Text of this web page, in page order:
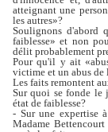
atteignant une
les autres»?
Soulignons d'abord
faiblesse» et non
délit probablement
Pour qu'il y ait
victime et un abus
Les faits remontent
Sur quoi se fonde le
état de faiblesse?
- Sur une expertise
Madame